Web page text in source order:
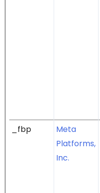
_fbp
Meta
Platforms,
Inc.